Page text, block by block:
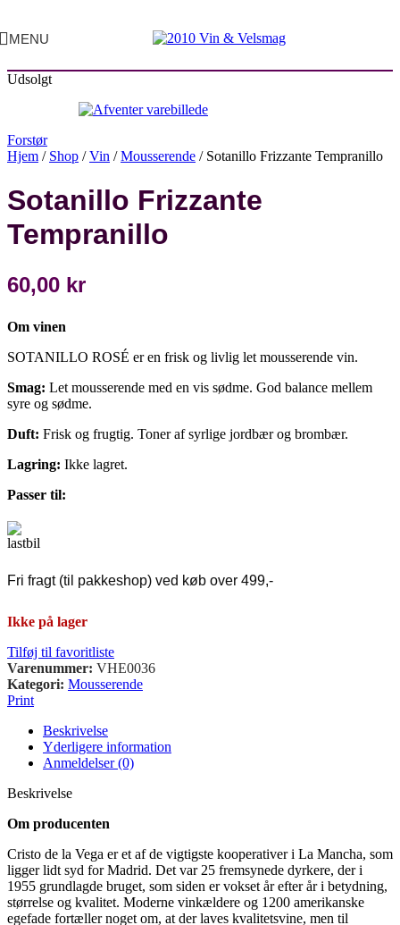
MENU
Udsolgt
Forstør
Hjem / Shop /Vin /Mousserende / Sotanillo Frizzante Tempranillo
Sotanillo Frizzante
Tempranillo
60,00 kr
Om vinen
SOTANILLO ROSÉ er en frisk og livlig let mousserende vin.
Smag: Let mousserende med en vis sødme. God balance mellem
syre og sødme.
Duft: Frisk og frugtig. Toner af syrlige jordbær og brombær.
Lagring: Ikke lagret.
Passer til:
Fri fragt (til pakkeshop) ved køb over 499,-
Ikke på lager
Tilføj til favoritliste
Varenummer: VHE0036
Kategori: Mousserende
Print
Beskrivelse
Yderligere information
Anmeldelser (0)
Beskrivelse
Om producenten
Cristo de la Vega er et af de vigtigste kooperativer i La Mancha, som
ligger lidt syd for Madrid. Det var 25 fremsynede dyrkere, der i
1955 grundlagde bruget, som siden er vokset år efter år i betydning,
størrelse og kvalitet. Moderne vinkældere og 1200 amerikanske
egefade fortæller noget om, at der laves kvalitetsvine, men til